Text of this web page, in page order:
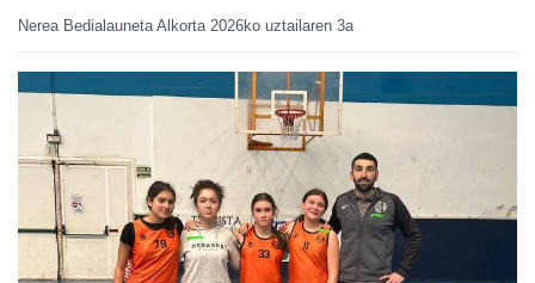
Nerea Bedialauneta Alkorta 2026ko uztailaren 3a